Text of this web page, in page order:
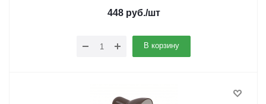
448руб./шт
В корзину